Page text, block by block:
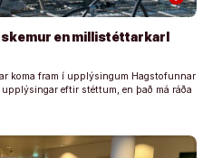
en millistéttarkarl
koma fram í upplýsingum Hagstofunnar
eftir stéttum, en það má ráða